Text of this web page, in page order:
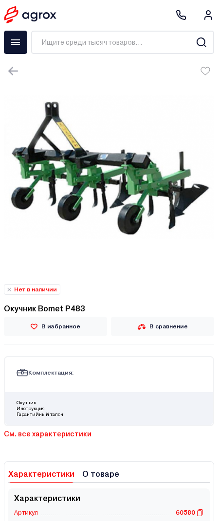
Нет в наличии
Окучник Bomet Р483
В избранное В сравнение
Комплектация:
Окучник
Инструкция
Гарантийный талон
См. все характеристики
Характеристики О товаре
Характеристики
Артикул
60580